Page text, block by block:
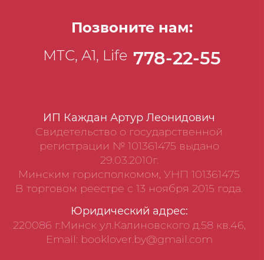
ИП Каждан Артур Леонидович
Свидетельство о государственной
регистрации № 101361475 выдано
29.03.2010г.
Минским горисполкомом, УНП 101361475
В торговом реестре с 13 ноября 2015 года.
Юридический адрес:
220086 г.Минск ул.Калиновского д.58 кв.46,
Email: booklover.by@gmail.com
Позвоните нам:
МТС, А1, Life 778-22-55